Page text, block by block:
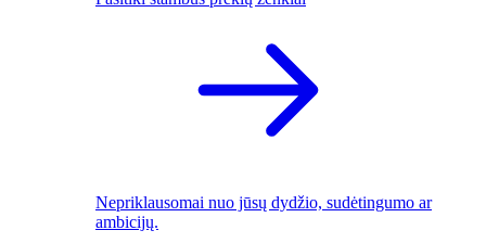
Nepriklausomai nuo jūsų dydžio, sudėtingumo ar
ambicijų.